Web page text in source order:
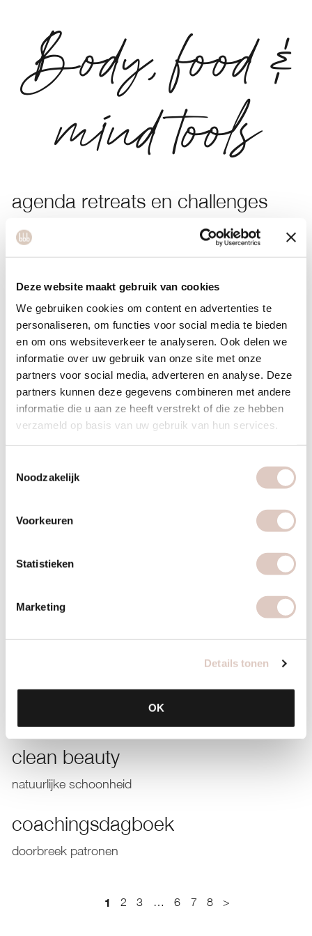
Deze website maakt gebruik van cookies
We gebruiken cookies om content en advertenties te
personaliseren, om functies voor social media te bieden
en om ons websiteverkeer te analyseren. Ook delen we
informatie over uw gebruik van onze site met onze
partners voor social media, adverteren en analyse. Deze
partners kunnen deze gegevens combineren met andere
informatie die u aan ze heeft verstrekt of die ze hebben
verzameld op basis van uw gebruik van hun services.
Noodzakelijk
Voorkeuren
Statistieken
Marketing
Details tonen
OK
Body, food &
mind tools
agenda retreats en challenges
rust, verbinding en nieuwe energie
wat alcohol met je lichaam doet
artrose
blijf bewegen met artrose
balansdagen
een stapje terug tijdens balansdagen
basisvoeding
leven volgens je biologische klok
boeken & documentaires
clean & green: zomermenu
clean beauty
natuurlijke schoonheid
coachingsdagboek
doorbreek patronen
1 2 3 … 6 7 8 >